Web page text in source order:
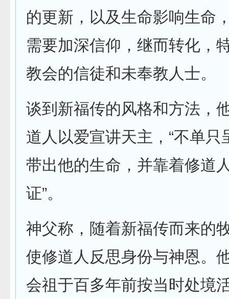
的更新，以及生命影响生命
需要加深信仰，继而转化，
教会的信徒和未奉教人士。
谈到新福传的风格和方法，
道人以爱宣讲天主，“不单只
带出他的生命，并靠着修道
证”。
神父称，随着新福传而来的
使修道人反思身份与神恩。
会祖于百多年前按当时处境